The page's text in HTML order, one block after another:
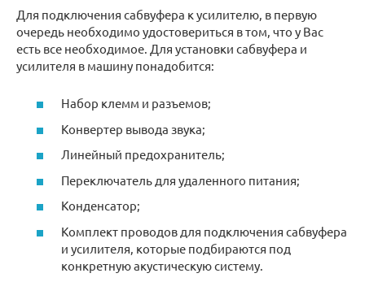
Для подключения сабвуфера к усилителю, в первую
очередь необходимо удостовериться в том, что у Вас
есть все необходимое. Для установки сабвуфера и
усилителя в машину понадобится:
Набор клемм и разъемов;
Конвертер вывода звука;
Линейный предохранитель;
Переключатель для удаленного питания;
Конденсатор;
Комплект проводов для подключения сабвуфера
и усилителя, которые подбираются под
конкретную акустическую систему.